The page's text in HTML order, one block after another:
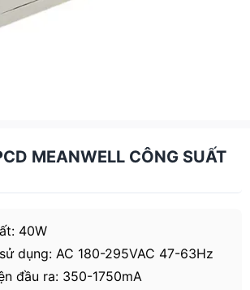
MEANWELL CÔNG SUẤT
40W
dụng: AC 180-295VAC 47-63Hz
đầu ra: 350-1750mA